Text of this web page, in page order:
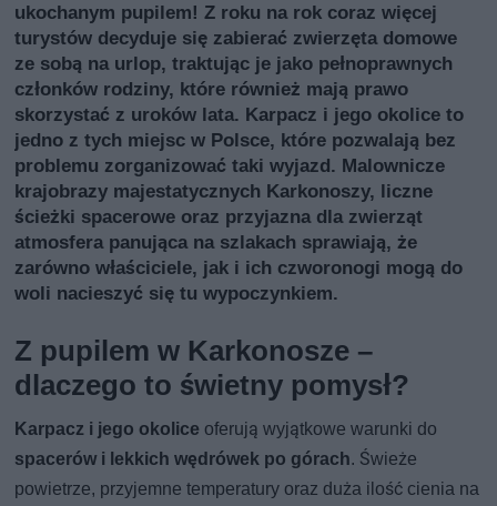
ukochanym pupilem! Z roku na rok coraz więcej
turystów decyduje się zabierać zwierzęta domowe
ze sobą na urlop, traktując je jako pełnoprawnych
członków rodziny, które również mają prawo
skorzystać z uroków lata. Karpacz i jego okolice to
jedno z tych miejsc w Polsce, które pozwalają bez
problemu zorganizować taki wyjazd. Malownicze
krajobrazy majestatycznych Karkonoszy, liczne
ścieżki spacerowe oraz przyjazna dla zwierząt
atmosfera panująca na szlakach sprawiają, że
zarówno właściciele, jak i ich czworonogi mogą do
woli nacieszyć się tu wypoczynkiem.
Z pupilem w Karkonosze –
dlaczego to świetny pomysł?
Karpacz i jego okolice oferują wyjątkowe warunki do
spacerów i lekkich wędrówek po górach. Świeże
powietrze, przyjemne temperatury oraz duża ilość cienia na